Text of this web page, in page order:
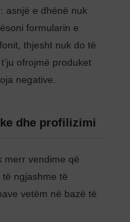
asnjë e dhënë nuk
formularin e
thjesht nuk do të
ofrojmë produket
negative.
dhe profilizimi
merr vendime që
ngjashme të
vetëm në bazë të